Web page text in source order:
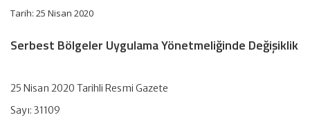
Tarih: 25 Nisan 2020
Serbest Bölgeler Uygulama Yönetmeliğinde Değişiklik
25 Nisan 2020 Tarihli Resmi Gazete
Sayı: 31109